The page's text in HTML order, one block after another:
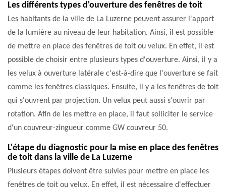
Les différents types d'ouverture des fenêtres de toit
Les habitants de la ville de La Luzerne peuvent assurer l'apport
de la lumière au niveau de leur habitation. Ainsi, il est possible
de mettre en place des fenêtres de toit ou velux. En effet, il est
possible de choisir entre plusieurs types d'ouverture. Ainsi, il y a
les velux à ouverture latérale c'est-à-dire que l'ouverture se fait
comme les fenêtres classiques. Ensuite, il y a les fenêtres de toit
qui s'ouvrent par projection. Un velux peut aussi s'ouvrir par
rotation. Afin de les mettre en place, il faut solliciter le service
d'un couvreur-zingueur comme GW couvreur 50.
L'étape du diagnostic pour la mise en place des fenêtres
de toit dans la ville de La Luzerne
Plusieurs étapes doivent être suivies pour mettre en place les
fenêtres de toit ou velux. En effet, il est nécessaire d'effectuer